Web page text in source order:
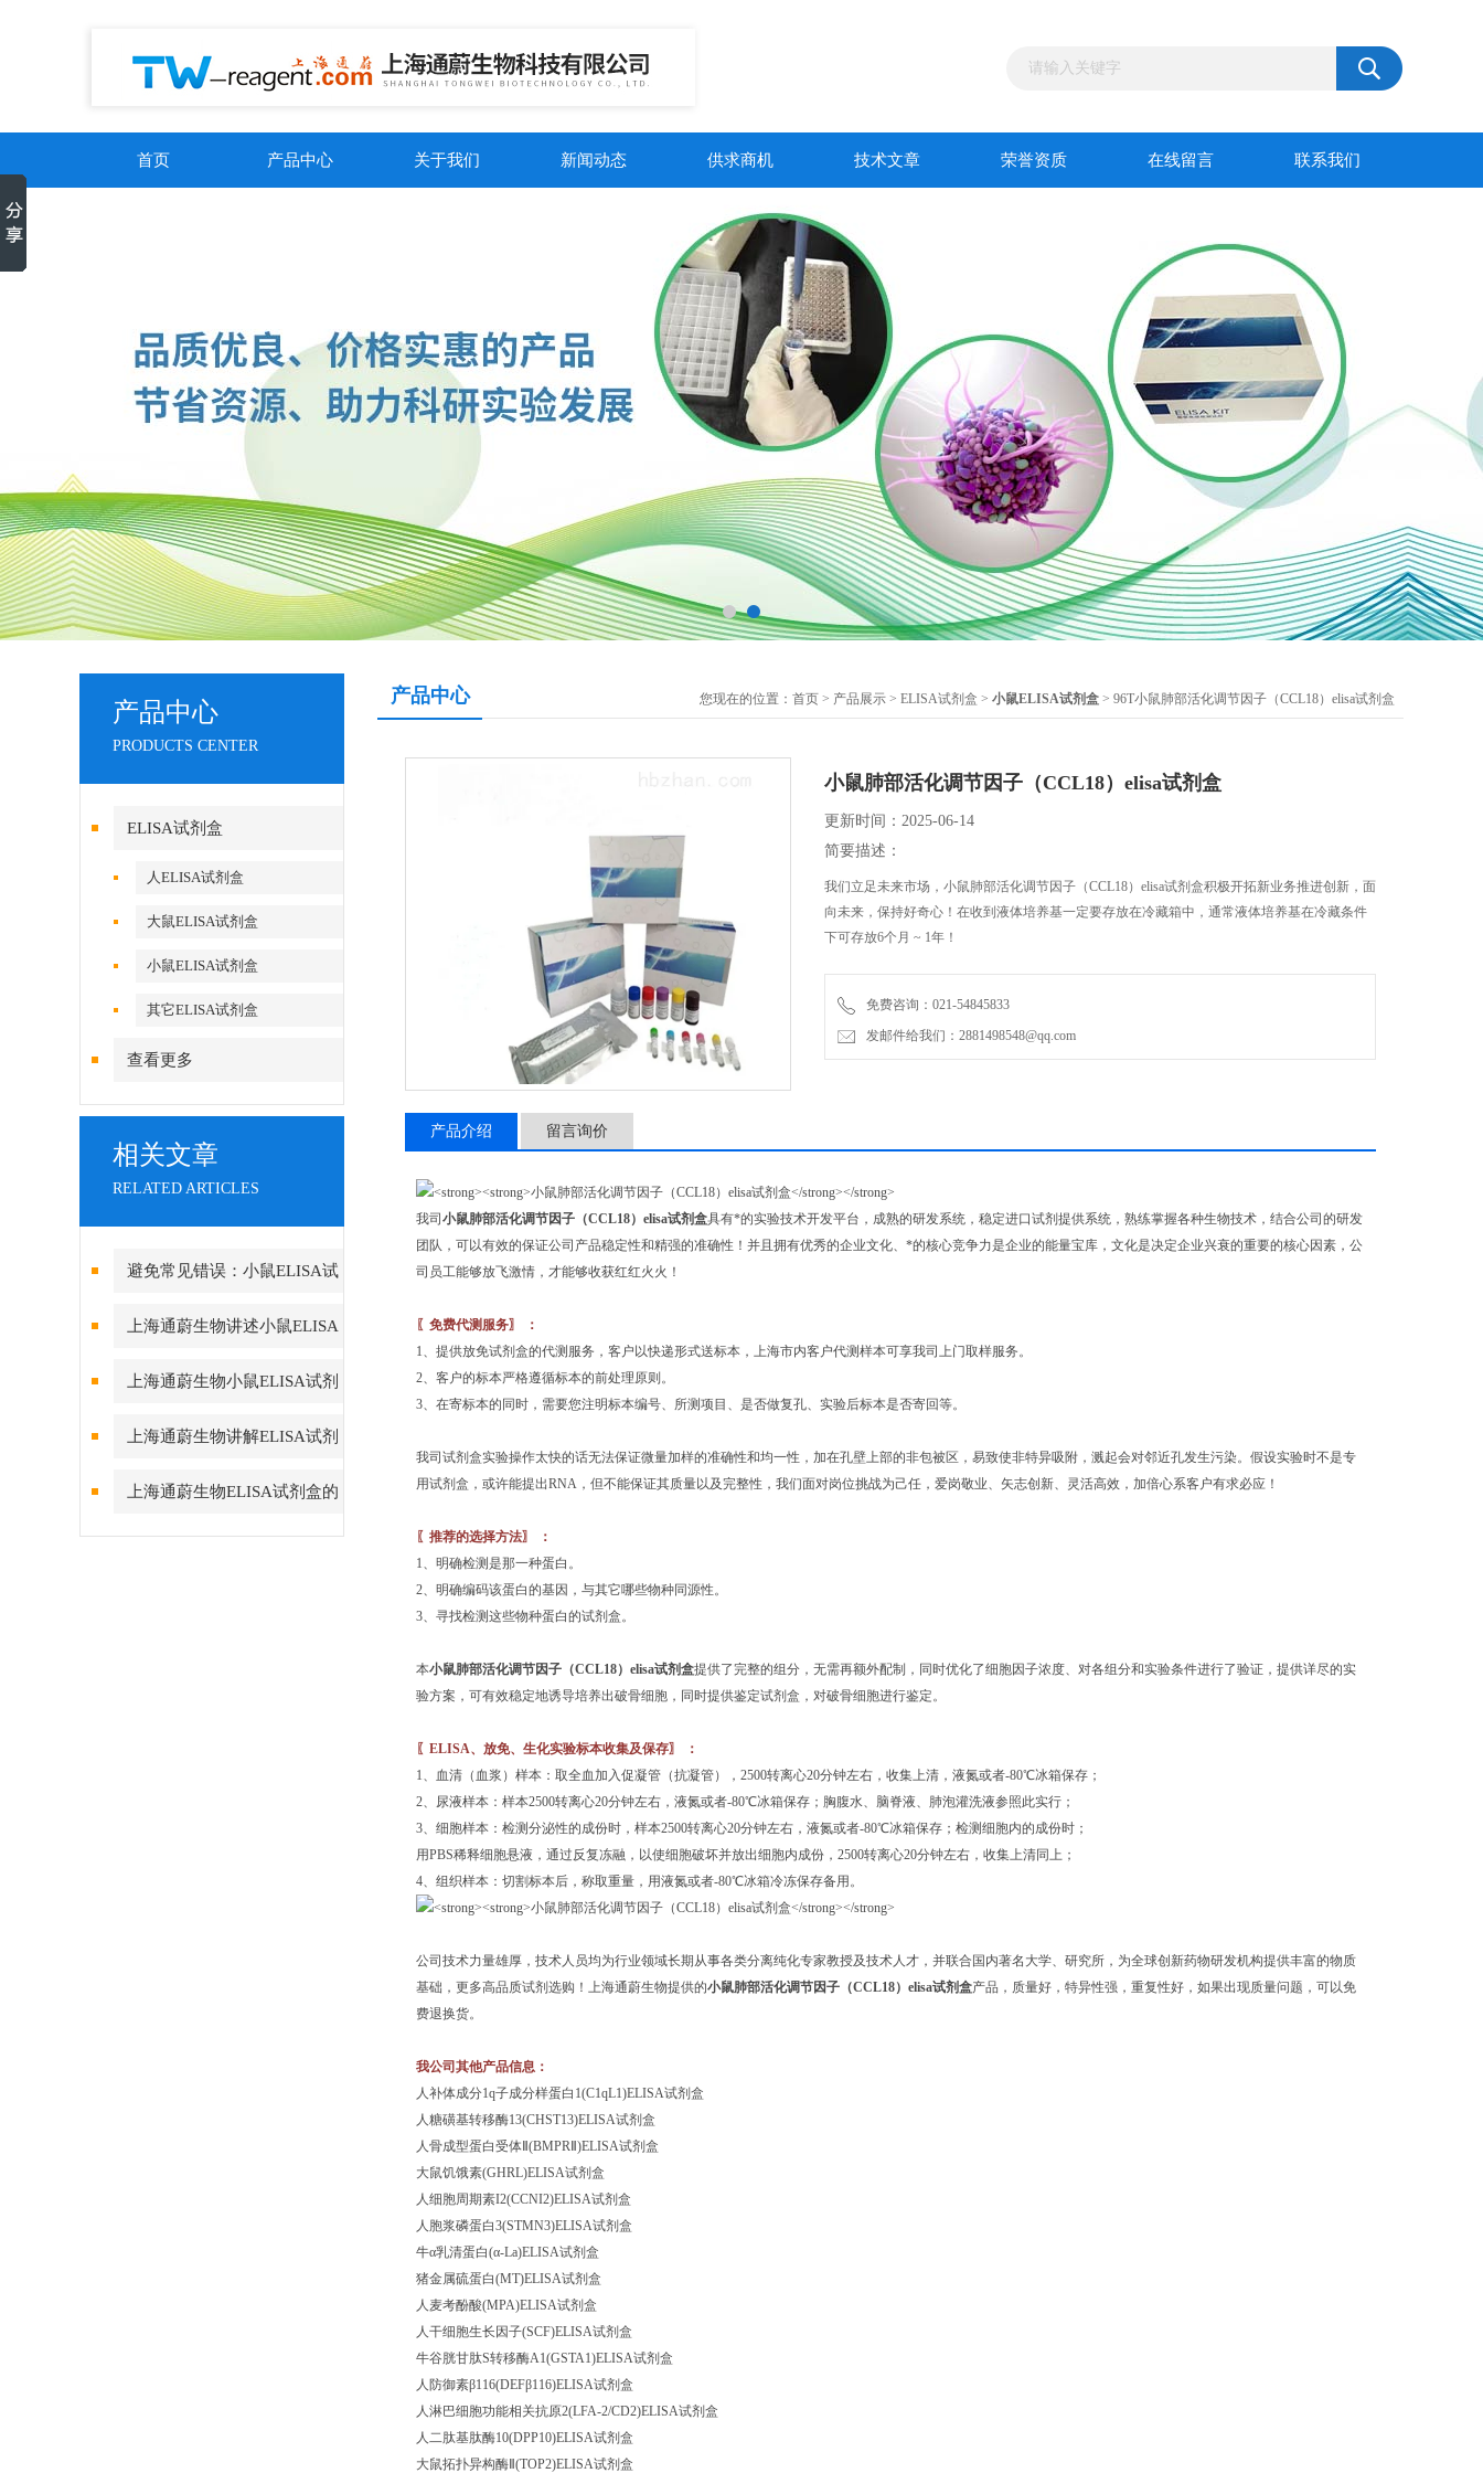
首页 产品中心 关于我们 新闻动态 供求商机 技术文章 荣誉资质 在线留言 联系我们
产品中心
PRODUCTS CENTER
ELISA试剂盒
人ELISA试剂盒
大鼠ELISA试剂盒
小鼠ELISA试剂盒
其它ELISA试剂盒
查看更多
相关文章
RELATED ARTICLES
避免常见错误：小鼠ELISA试
剂盒使用中的注意事项与陷阱规
上海通蔚生物讲述小鼠ELISA
试剂盒控制温育
上海通蔚生物小鼠ELISA试剂
盒实验操作时的注意要点
上海通蔚生物讲解ELISA试剂
盒实验测定标本的分解
上海通蔚生物ELISA试剂盒的
测定方法及要求
产品中心 您现在的位置： 首页 > 产品展示 > ELISA试剂盒 > 小鼠ELISA试剂盒 > 96T小鼠肺部活化调节因子（CCL18）elisa试剂盒
小鼠肺部活化调节因子（CCL18）elisa试剂盒
更新时间：2025-06-14
简要描述：
我们立足未来市场，小鼠肺部活化调节因子（CCL18）elisa试剂盒积极开拓新业务推进创新，面
向未来，保持好奇心！在收到液体培养基一定要存放在冷藏箱中，通常液体培养基在冷藏条件
下可存放6个月 ~ 1年！
免费咨询：021-54845833
发邮件给我们：2881498548@qq.com
产品介绍 留言询价
我司 小鼠肺部活化调节因子（CCL18）elisa试剂盒具有*的实验技术开发平台，成熟的研发系统，稳定进口试剂提供系统，熟练掌握各种生物技术，结合公司的研发
团队，可以有效的保证公司产品稳定性和精强的准确性！并且拥有优秀的企业文化、*的核心竞争力是企业的能量宝库，文化是决定企业兴衰的重要的核心因素，公
司员工能够放飞激情，才能够收获红红火火！
〖免费代测服务〗 ：
1、提供放免试剂盒的代测服务，客户以快递形式送标本，上海市内客户代测样本可享我司上门取样服务。
2、客户的标本严格遵循标本的前处理原则。
3、在寄标本的同时，需要您注明标本编号、所测项目、是否做复孔、实验后标本是否寄回等。
我司试剂盒实验操作太快的话无法保证微量加样的准确性和均一性，加在孔壁上部的非包被区，易致使非特异吸附，溅起会对邻近孔发生污染。假设实验时不是专
用试剂盒，或许能提出RNA，但不能保证其质量以及完整性，我们面对岗位挑战为己任，爱岗敬业、矢志创新、灵活高效，加倍心系客户有求必应！
〖推荐的选择方法〗 ：
1、明确检测是那一种蛋白。
2、明确编码该蛋白的基因，与其它哪些物种同源性。
3、寻找检测这些物种蛋白的试剂盒。
本小鼠肺部活化调节因子（CCL18）elisa试剂盒提供了完整的组分，无需再额外配制，同时优化了细胞因子浓度、对各组分和实验条件进行了验证，提供详尽的实
验方案，可有效稳定地诱导培养出破骨细胞，同时提供鉴定试剂盒，对破骨细胞进行鉴定。
〖ELISA、放免、生化实验标本收集及保存〗 ：
1、血清（血浆）样本：取全血加入促凝管（抗凝管），2500转离心20分钟左右，收集上清，液氮或者-80℃冰箱保存；
2、尿液样本：样本2500转离心20分钟左右，液氮或者-80℃冰箱保存；胸腹水、脑脊液、肺泡灌洗液参照此实行；
3、细胞样本：检测分泌性的成份时，样本2500转离心20分钟左右，液氮或者-80℃冰箱保存；检测细胞内的成份时；
用PBS稀释细胞悬液，通过反复冻融，以使细胞破坏并放出细胞内成份，2500转离心20分钟左右，收集上清同上；
4、组织样本：切割标本后，称取重量，用液氮或者-80℃冰箱冷冻保存备用。
公司技术力量雄厚，技术人员均为行业领域长期从事各类分离纯化专家教授及技术人才，并联合国内著名大学、研究所，为全球创新药物研发机构提供丰富的物质
基础，更多高品质试剂选购！上海通蔚生物提供的小鼠肺部活化调节因子（CCL18）elisa试剂盒产品，质量好，特异性强，重复性好，如果出现质量问题，可以免
费退换货。
我公司其他产品信息：
人补体成分1q子成分样蛋白1(C1qL1)ELISA试剂盒
人糖磺基转移酶13(CHST13)ELISA试剂盒
人骨成型蛋白受体Ⅱ(BMPRⅡ)ELISA试剂盒
大鼠饥饿素(GHRL)ELISA试剂盒
人细胞周期素I2(CCNI2)ELISA试剂盒
人胞浆磷蛋白3(STMN3)ELISA试剂盒
牛α乳清蛋白(α-La)ELISA试剂盒
猪金属硫蛋白(MT)ELISA试剂盒
人麦考酚酸(MPA)ELISA试剂盒
人干细胞生长因子(SCF)ELISA试剂盒
牛谷胱甘肽S转移酶A1(GSTA1)ELISA试剂盒
人防御素β116(DEFβ116)ELISA试剂盒
人淋巴细胞功能相关抗原2(LFA-2/CD2)ELISA试剂盒
人二肽基肽酶10(DPP10)ELISA试剂盒
大鼠拓扑异构酶Ⅱ(TOP2)ELISA试剂盒